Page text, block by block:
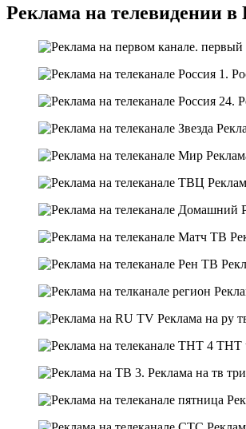
Реклама на телевидении в